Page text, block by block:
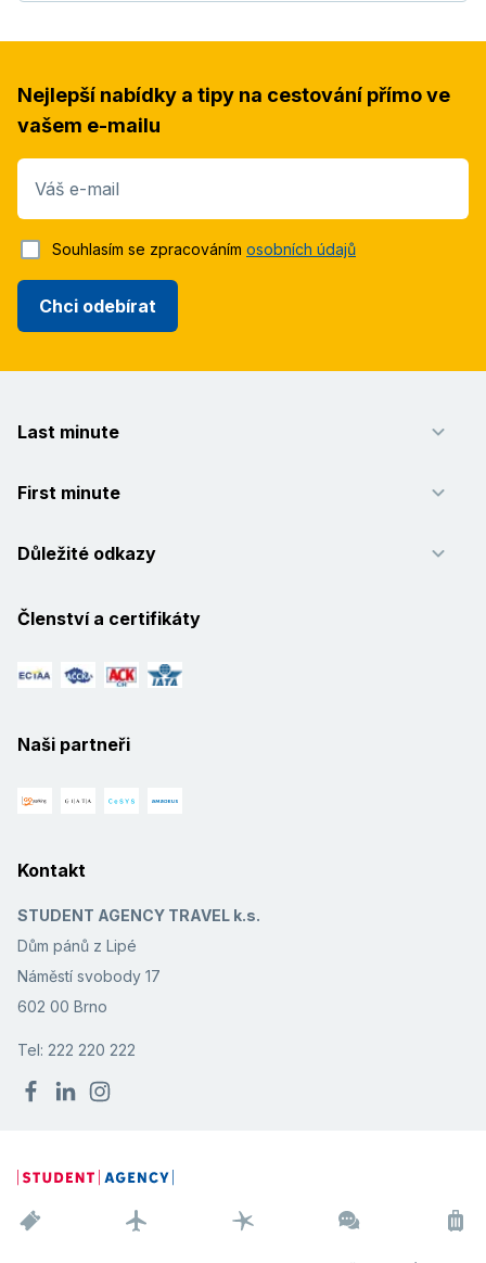
Nejlepší nabídky a tipy na cestování přímo ve
vašem e-mailu
Váš e-mail
Chci odebírat
Souhlasím se zpracováním osobních údajů
Last minute
First minute
Důležité odkazy
Členství a certifikáty
Naši partneři
Kontakt
STUDENT AGENCY TRAVEL k.s.
Dům pánů z Lipé
Náměstí svobody 17
602 00 Brno
Tel: 222 220 222